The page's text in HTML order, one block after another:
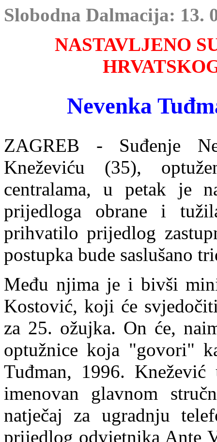
Slobodna Dalmacija: 13.
NASTAVLJENO
Nevenka
ZAGREB - Suđenje
Kneževiću (35),
centralama, u petak je
prijedloga obrane i
prihvatilo prijedlog
postupka bude saslušano
Među njima je i bivši
Kostović, koji će
za 25. ožujka. On će,
optužnice koja "govori"
Tuđman, 1996.
imenovan glavnom
natječaj za ugradnju
prijedlog odvjetnika Ante